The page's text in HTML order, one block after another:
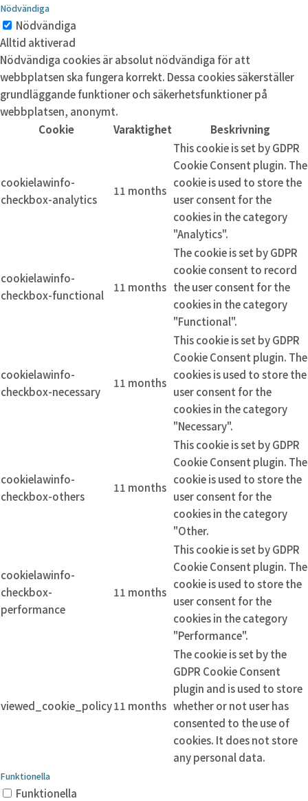
Nödvändiga
Nödvändiga
Alltid aktiverad
Nödvändiga cookies är absolut nödvändiga för att
webbplatsen ska fungera korrekt. Dessa cookies säkerställer
grundläggande funktioner och säkerhetsfunktioner på
webbplatsen, anonymt.
Cookie
Varaktighet Beskrivning
cookielawinfo-
checkbox-analytics
11 months
This cookie is set by GDPR
Cookie Consent plugin. The
cookie is used to store the
user consent for the
cookies in the category
"Analytics".
cookielawinfo-
checkbox-functional
11 months
The cookie is set by GDPR
cookie consent to record
the user consent for the
cookies in the category
"Functional".
cookielawinfo-
checkbox-necessary
11 months
This cookie is set by GDPR
Cookie Consent plugin. The
cookies is used to store the
user consent for the
cookies in the category
"Necessary".
cookielawinfo-
checkbox-others
11 months
This cookie is set by GDPR
Cookie Consent plugin. The
cookie is used to store the
user consent for the
cookies in the category
"Other.
cookielawinfo-
checkbox-
performance
11 months
This cookie is set by GDPR
Cookie Consent plugin. The
cookie is used to store the
user consent for the
cookies in the category
"Performance".
viewed_cookie_policy11 months
The cookie is set by the
GDPR Cookie Consent
plugin and is used to store
whether or not user has
consented to the use of
cookies. It does not store
any personal data.
Funktionella
Funktionella